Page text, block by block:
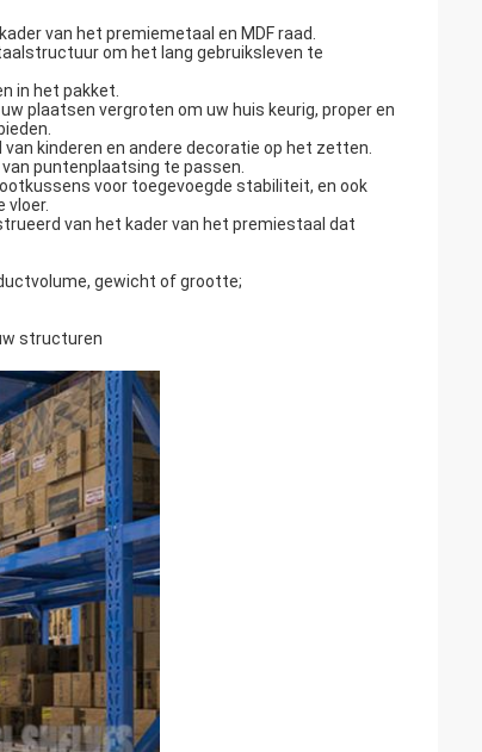
van het premiemetaal en MDF raad.
om het lang gebruiksleven te
in het pakket.
plaatsen vergroten om uw huis keurig, proper en
kinderen en andere decoratie op het zetten.
puntenplaatsing te passen.
voor toegevoegde stabiliteit, en ook
vloer.
van het kader van het premiestaal dat
gewicht of grootte;
structuren